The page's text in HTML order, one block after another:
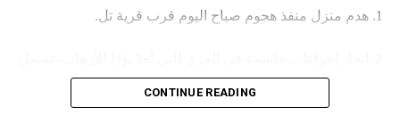
1. هدم منزل منفذ هجوم صباح اليوم قرب قرية تل.
مصادرة الأسلحة وإلغاء تصاريح العمل، وغير ذلك.
CONTINUE READING